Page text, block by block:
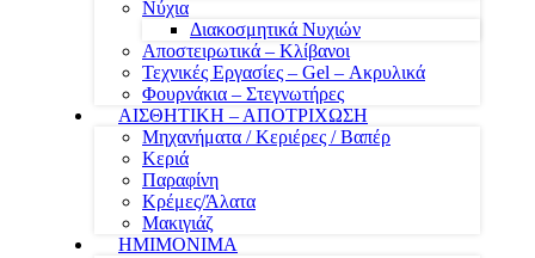
Νύχια
Διακοσμητικά Νυχιών
Αποστειρωτικά – Κλίβανοι
Τεχνικές Εργασίες – Gel – Ακρυλικά
Φουρνάκια – Στεγνωτήρες
ΑΙΣΘΗΤΙΚΗ – ΑΠΟΤΡΙΧΩΣΗ
Μηχανήματα / Κεριέρες / Βαπέρ
Κεριά
Παραφίνη
Κρέμες/Άλατα
Μακιγιάζ
ΗΜΙΜΟΝΙΜΑ